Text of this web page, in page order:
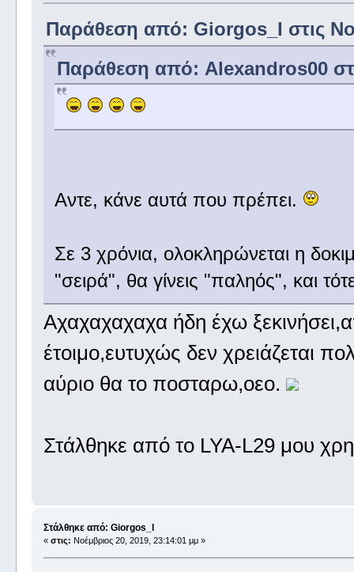
Παράθεση από: Giorgos_I στις
Παράθεση από: Alexandros00
Αντε, κάνε αυτά που πρέπει.
Σε 3 χρόνια, ολοκληρώνεται η
"σειρά", θα γίνεις "παληός", και
Αχαχαχαχαχα ήδη έχω
έτοιμο,ευτυχώς δεν χρειάζεται
αύριο θα το ποσταρω,οεο.
Στάλθηκε από το LYA-L29 μου
Στάλθηκε από: Giorgos_I
« στις: Νοέμβριος 20, 2019, 23:14:01 μμ »